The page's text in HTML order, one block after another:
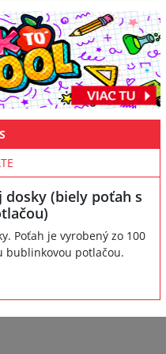
dosky (biely poťah s
Poťah je vyrobený zo 100
bublinkovou potlačou.